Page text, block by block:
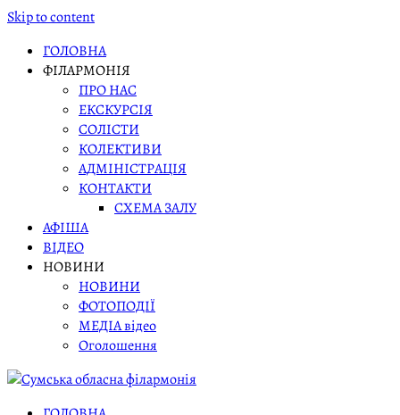
Skip to content
ГОЛОВНА
ФІЛАРМОНІЯ
ПРО НАС
ЕКСКУРСІЯ
СОЛІСТИ
КОЛЕКТИВИ
АДМІНІСТРАЦІЯ
КОНТАКТИ
СХЕМА ЗАЛУ
АФІША
ВІДЕО
НОВИНИ
НОВИНИ
ФОТОПОДІЇ
МЕДІА відео
Оголошення